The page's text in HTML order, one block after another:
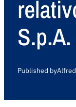
S.p.A.
Published by